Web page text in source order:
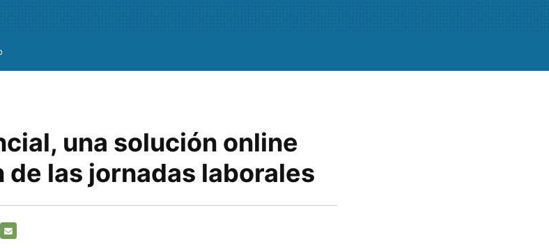
una solución online
de las jornadas laborales